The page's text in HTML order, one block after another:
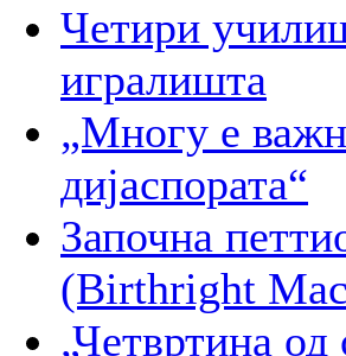
Четири
игралишта
„Многу е
дијаспората“
Започна
(Birthright
„Четвртина